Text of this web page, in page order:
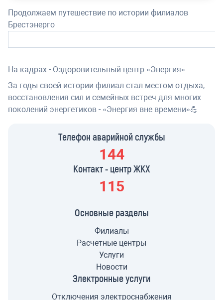
Продолжаем путешествие по истории филиалов
Брестэнерго
На кадрах - Оздоровительный центр «Энергия»
За годы своей истории филиал стал местом отдыха,
восстановления сил и семейных встреч для многих
поколений энергетиков - «Энергия вне времени»💪
Телефон аварийной службы
144
Контакт - центр ЖКХ
115
Основные разделы
Филиалы
Расчетные центры
Услуги
Новости
Электронные услуги
Отключения электроснабжения